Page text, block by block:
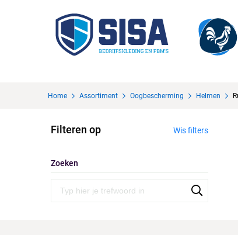
Home Assortiment Oogbescherming Helmen
Filteren op Wis filters
Zoeken